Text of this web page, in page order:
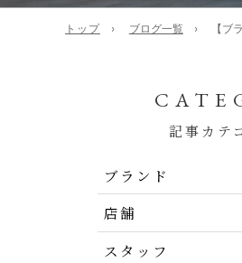
トップ ブログ一覧 【ブ
記事カテ
ブランド
店舗
スタッフ